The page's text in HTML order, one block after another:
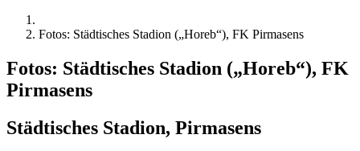
Fotos: Städtisches Stadion („Horeb“), FK Pirmasens
Fotos: Städtisches Stadion („Horeb“), FK
Pirmasens
Städtisches Stadion, Pirmasens